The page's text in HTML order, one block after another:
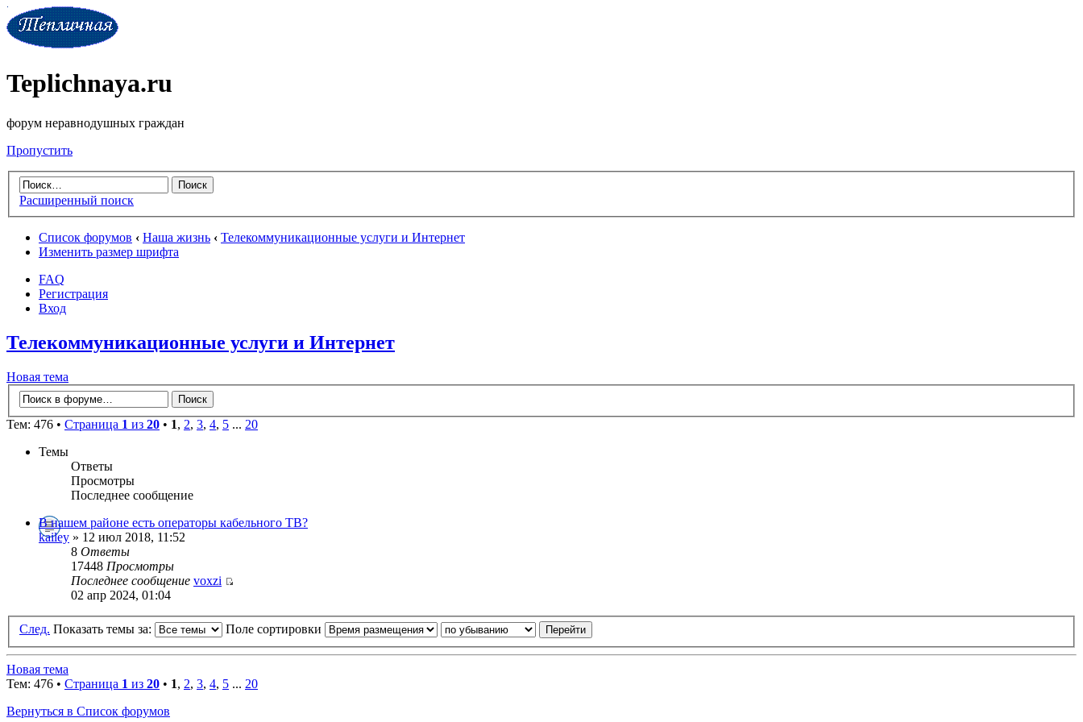
Teplichnaya.ru
форум неравнодушных граждан
Пропустить
Расширенный поиск
Список форумов ‹ Наша жизнь ‹ Телекоммуникационные услуги и Интернет
Изменить размер шрифта
FAQ
Регистрация
Вход
Телекоммуникационные услуги и Интернет
Новая тема
Тем: 476 • Страница 1 из 20 • 1, 2, 3, 4, 5 ... 20
Темы
Ответы
Просмотры
Последнее сообщение
В нашем районе есть операторы кабельного ТВ?
kailey » 12 июл 2018, 11:52
8 Ответы
17448 Просмотры
Последнее сообщение voxzi
02 апр 2024, 01:04
След. Показать темы за: Поле сортировки
Новая тема
Тем: 476 • Страница 1 из 20 • 1, 2, 3, 4, 5 ... 20
Вернуться в Список форумов